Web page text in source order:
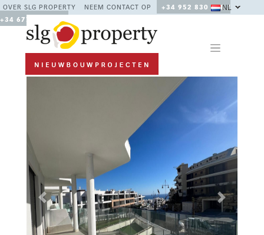
OVER SLG PROPERTY NEEM CONTACT OP
+34 952 830 378 /
+34 677 670 480
NL
Previous Next